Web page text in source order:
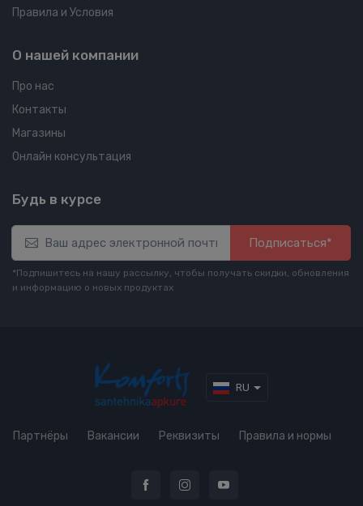
Правила и Условия
О нашей компании
Про нас
Контакты
Магазины
Онлайн консультация
Будь в курсе
Подписаться*
*Подпишитесь на нашу рассылку, чтобы получать скидки, обновления
и информацию о новых продуктах
RU
Партнёры Вакансии Реквизиты Правила и нормы